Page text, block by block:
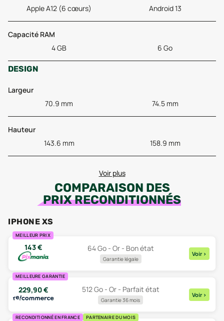
Apple A12 (6 cœurs)
Android 13
Capacité RAM
4 GB
6 Go
DESIGN
Largeur
70.9 mm
74.5 mm
Hauteur
143.6 mm
158.9 mm
Voir plus
COMPARAISON DES
PRIX RECONDITIONNÉS
IPHONE XS
MEILLEUR PRIX
143€ 64 Go - Or - Bon état
Garantie légale
Voir >
MEILLEURE GARANTIE
229,90€ 512 Go - Or - Parfait état
Garantie 36 mois
Voir >
RECONDITIONNÉ EN FRANCE PARTENAIRE DU MOIS